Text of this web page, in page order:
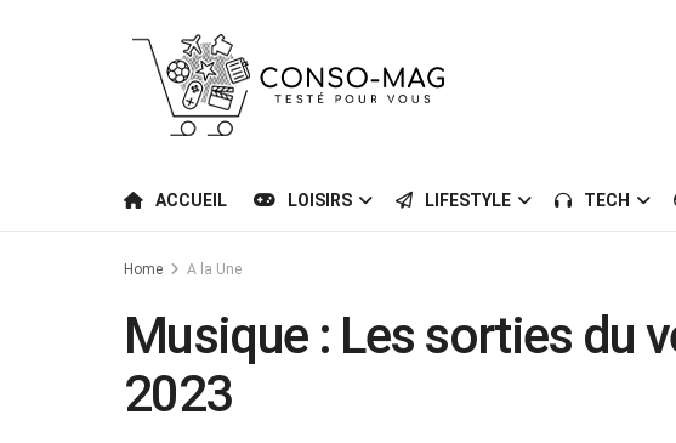
ACCUEIL LOISIRS LIFESTYLE TECH
Home A la Une
Musique : Les sorties du
2023